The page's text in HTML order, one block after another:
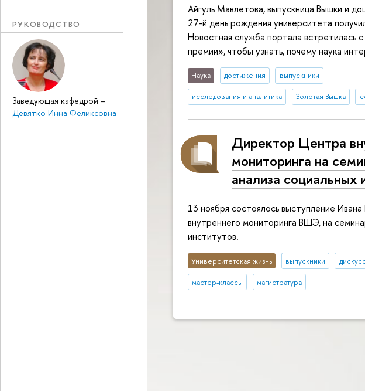
РУКОВОДСТВО
Заведующая кафедрой –
Девятко Инна Феликсовна
Айгуль Мавлетова, выпускница Вышки и
27-й день рождения университета
Новостная служба портала встретилась
премии», чтобы узнать, почему наука
Наука достижения выпускники
исследования и аналитика Золотая Вышка
Директор Центра
мониторинга на
анализа социальных
13 ноября состоялось выступление
внутреннего мониторинга ВШЭ, на
институтов.
Университетская жизнь выпускники
мастер-классы магистратура